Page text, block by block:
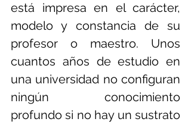
está impresa en el carácter,
modelo y constancia de su
profesor o maestro. Unos
cuantos años de estudio en
una universidad no configuran
ningún conocimiento
profundo si no hay un sustrato